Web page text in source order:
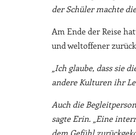
der Schüler machte
Am Ende der Reise
und weltoffener zurück.
„Ich glaube, dass sie
andere Kulturen ihr
Auch die
sagte Erin. „Eine